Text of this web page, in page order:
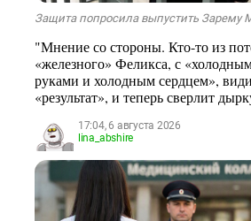
Защита попросила выпустить Зарему
"Мнение со стороны. Кто-то из
«железного» Феликса, с
руками и холодным сердцем»,
«результат», и теперь сверлит
17:04, 6 августа 2026
lina_abshire